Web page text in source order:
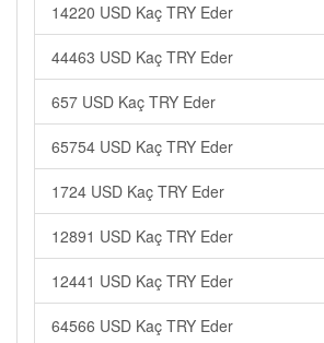
14220 USD Kaç TRY Eder
44463 USD Kaç TRY Eder
657 USD Kaç TRY Eder
65754 USD Kaç TRY Eder
1724 USD Kaç TRY Eder
12891 USD Kaç TRY Eder
12441 USD Kaç TRY Eder
64566 USD Kaç TRY Eder